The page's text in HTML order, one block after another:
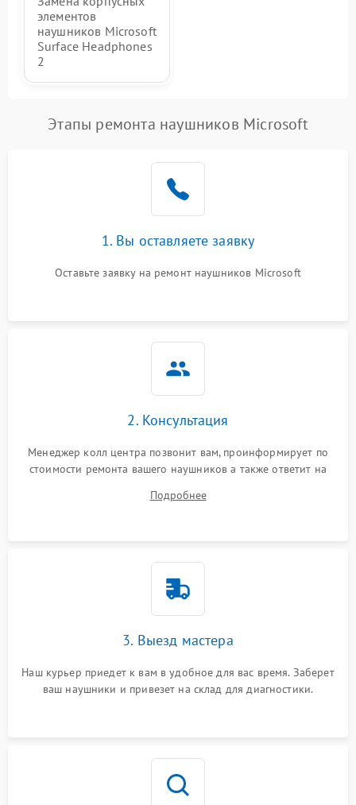
элементов
наушников Microsoft
Surface Headphones
2
Этапы ремонта наушников Microsoft
1. Вы оставляете заявку
Оставьте заявку на ремонт наушников Microsoft
2. Консультация
Менеджер колл центра позвонит вам, проинформирует по
стоимости ремонта вашего наушников а также ответит на
Подробнее
3. Выезд мастера
Наш курьер приедет к вам в удобное для вас время. Заберет
ваш наушники и привезет на склад для диагностики.